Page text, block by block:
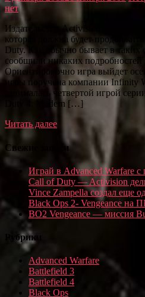
нет
Издательство Activision
которая должна будет
Duty. Как обычно бывает в таких
сообщили никаких подробностей
Ориентировочно игра выйдет
игры поручена компании Infinity
занималась четвертой игрой
Duty 4: Modern […]
Читать далее
Свежие записи
Играй в Advanced Warfare
Call of Duty — Activision
Vince Zampella создал еще
Black Ops 2- Vengeance на
BO2 Vengeance — миссия
Рубрики
Advanced Warfare
Battlefield 3
Battlefield 4
Black Ops